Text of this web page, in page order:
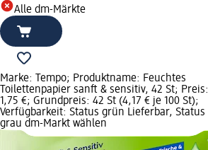
Alle dm-Märkte
Marke: Tempo; Produktname: Feuchtes
Toilettenpapier sanft & sensitiv, 42 St; Preis:
1,75 €; Grundpreis: 42 St (4,17 € je 100 St);
Verfügbarkeit: Status grün Lieferbar, Status
grau dm-Markt wählen